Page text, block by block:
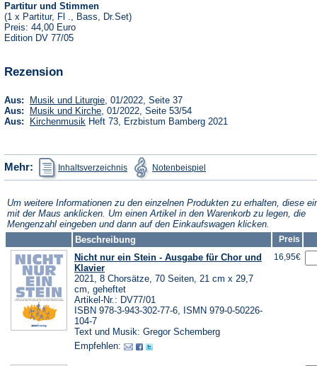
Partitur und Stimmen
(1 x Partitur, Fl ., Bass, Dr.Set)
Preis: 44,00 Euro
Edition DV 77/05
Rezension
Aus: Musik und Liturgie(Öffnet
in
einem
neuen
, 01/2022, Seite 37
Aus:
Musik und Kirche(Öffnet
in
, 01/2022, Seite 53/54
Aus:
Kirchenmusik (Öffnet
Heft 73, Erzbistum Bamberg 2021
Mehr: Inhaltsverzeichnis
(Öffnet
in
einem
Tab)
Notenbeispiel in
einem
Tab)
Um weitere Informationen zu den einzelnen Produkten zu erhalten, diese
mit der Maus anklicken. Um einen Artikel in den Warenkorb zu legen, die
Mengenzahl eingeben und dann auf den Einkaufswagen klicken.
Beschreibung
Preis
Nicht nur ein Stein - Ausgabe für Chor und
Klavier
2021, 8 Chorsätze, 70 Seiten, 21 cm x 29,7
cm, geheftet
Artikel-Nr.: DV77/01
ISBN 978-3-943-302-77-6, ISMN 979-0-50226-
104-7
Text und Musik: Gregor Schemberg
Empfehlen:
16,95€